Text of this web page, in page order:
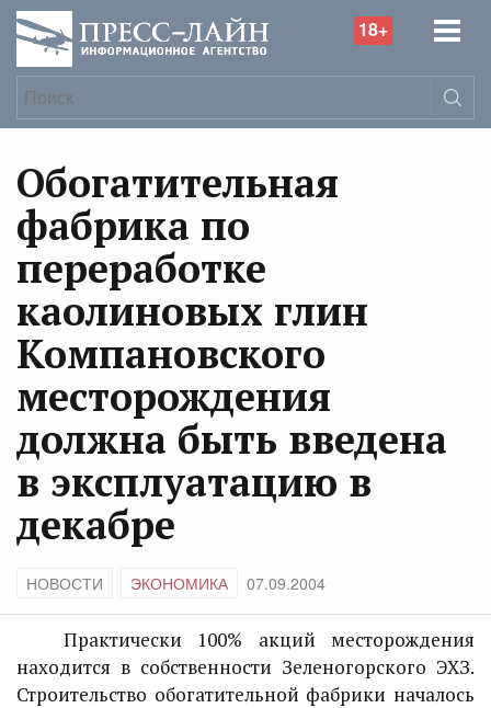
18+
Обогатительная
фабрика по
переработке
каолиновых глин
Компановского
месторождения
должна быть введена
в эксплуатацию в
декабре
НОВОСТИ ЭКОНОМИКА 07.09.2004
Практически 100% акций месторождения
находится в собственности Зеленогорского ЭХЗ.
Строительство обогатительной фабрики началось